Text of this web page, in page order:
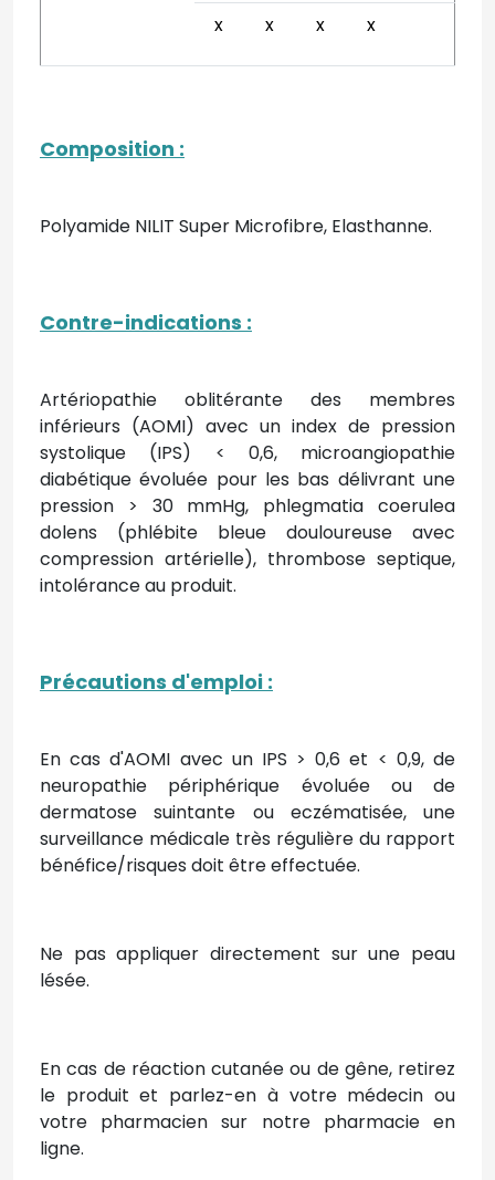
x x x x
Composition :
Polyamide NILIT Super Microfibre, Elasthanne.
Contre-indications :
Artériopathie oblitérante des membres
inférieurs (AOMI) avec un index de pression
systolique (IPS) < 0,6, microangiopathie
diabétique évoluée pour les bas délivrant une
pression > 30 mmHg, phlegmatia coerulea
dolens (phlébite bleue douloureuse avec
compression artérielle), thrombose septique,
intolérance au produit.
Précautions d'emploi :
En cas d'AOMI avec un IPS > 0,6 et < 0,9, de
neuropathie périphérique évoluée ou de
dermatose suintante ou eczématisée, une
surveillance médicale très régulière du rapport
bénéfice/risques doit être effectuée.
Ne pas appliquer directement sur une peau
lésée.
En cas de réaction cutanée ou de gêne, retirez
le produit et parlez-en à votre médecin ou
votre pharmacien sur notre pharmacie en
ligne.